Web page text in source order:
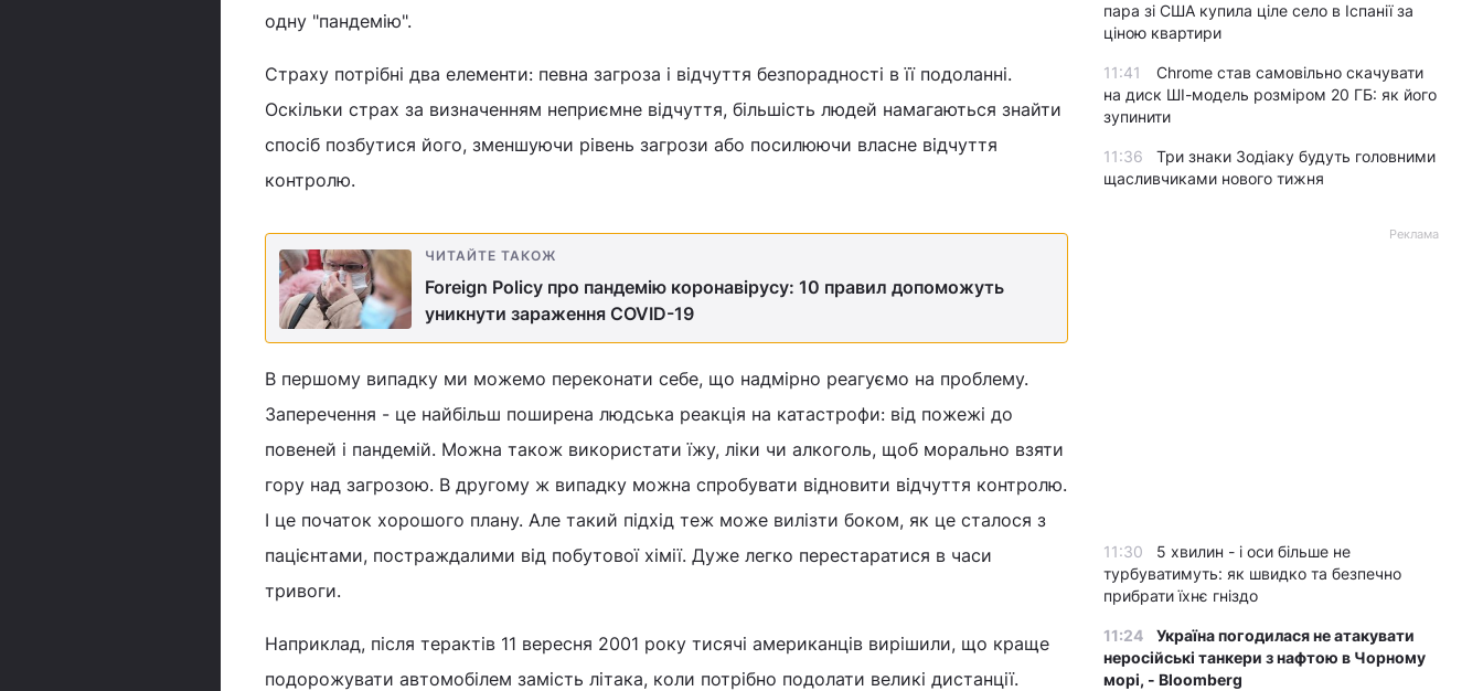
одну "пандемію".
Страху потрібні два елементи: певна загроза і відчуття безпорадності в її подоланні.
Оскільки страх за визначенням неприємне відчуття, більшість людей намагаються знайти
спосіб позбутися його, зменшуючи рівень загрози або посилюючи власне відчуття
контролю.
ЧИТАЙТЕ ТАКОЖ
Foreign Policy про пандемію коронавірусу: 10 правил допоможуть
уникнути зараження COVID-19
В першому випадку ми можемо переконати себе, що надмірно реагуємо на проблему.
Заперечення - це найбільш поширена людська реакція на катастрофи: від пожежі до
повеней і пандемій. Можна також використати їжу, ліки чи алкоголь, щоб морально взяти
гору над загрозою. В другому ж випадку можна спробувати відновити відчуття контролю.
І це початок хорошого плану. Але такий підхід теж може вилізти боком, як це сталося з
пацієнтами, постраждалими від побутової хімії. Дуже легко перестаратися в часи
тривоги.
Наприклад, після терактів 11 вересня 2001 року тисячі американців вирішили, що краще
подорожувати автомобілем замість літака, коли потрібно подолати великі дистанції.
пара зі США купила ціле село в Іспанії за
ціною квартири
11:41
Chrome став самовільно скачувати
на диск ШІ-модель розміром 20 ГБ: як його
зупинити
11:36
Три знаки Зодіаку будуть головними
щасливчиками нового тижня
Реклама
11:30
5 хвилин - і оси більше не
турбуватимуть: як швидко та безпечно
прибрати їхнє гніздо
11:24
Україна погодилася не атакувати
неросійські танкери з нафтою в Чорному
морі, - Bloomberg